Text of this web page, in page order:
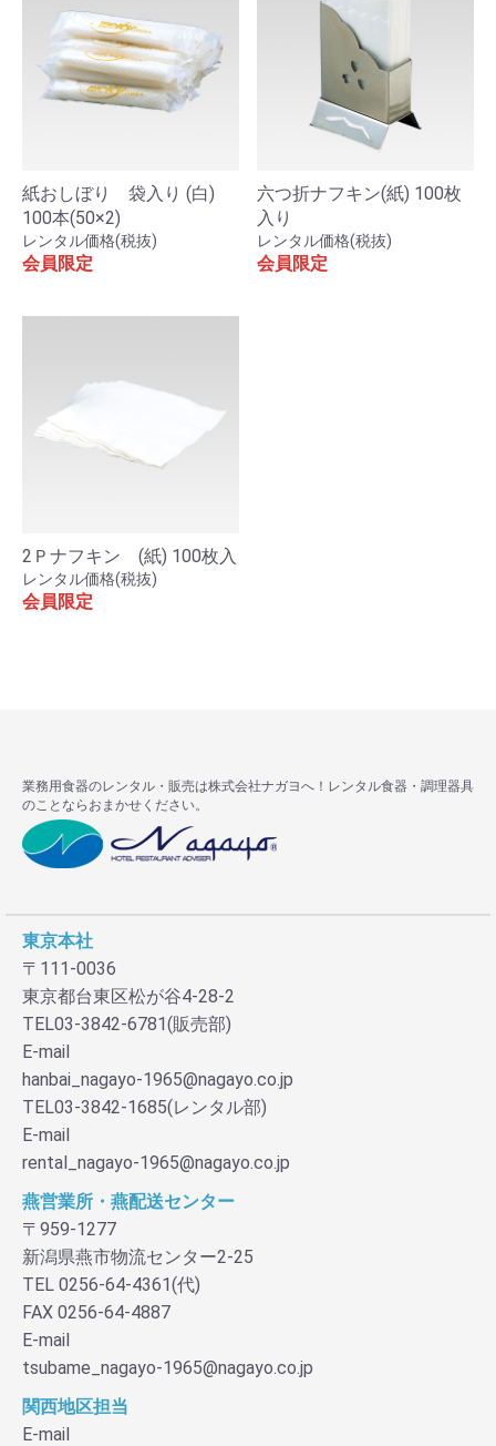
紙おしぼり 袋入り (白)
100本(50×2)
レンタル価格(税抜)
会員限定
六つ折ナフキン(紙) 100枚
入り
レンタル価格(税抜)
会員限定
2Ｐナフキン (紙) 100枚入
レンタル価格(税抜)
会員限定
業務用食器のレンタル・販売は株式会社ナガヨへ！レンタル食器・調理器具
のことならおまかせください。
東京本社
〒111-0036
東京都台東区松が谷4-28-2
TEL03-3842-6781(販売部)
E-mail
hanbai_nagayo-1965@nagayo.co.jp
TEL03-3842-1685(レンタル部)
E-mail
rental_nagayo-1965@nagayo.co.jp
燕営業所・燕配送センター
〒959-1277
新潟県燕市物流センター2-25
TEL 0256-64-4361(代)
FAX 0256-64-4887
E-mail
tsubame_nagayo-1965@nagayo.co.jp
関西地区担当
E-mail